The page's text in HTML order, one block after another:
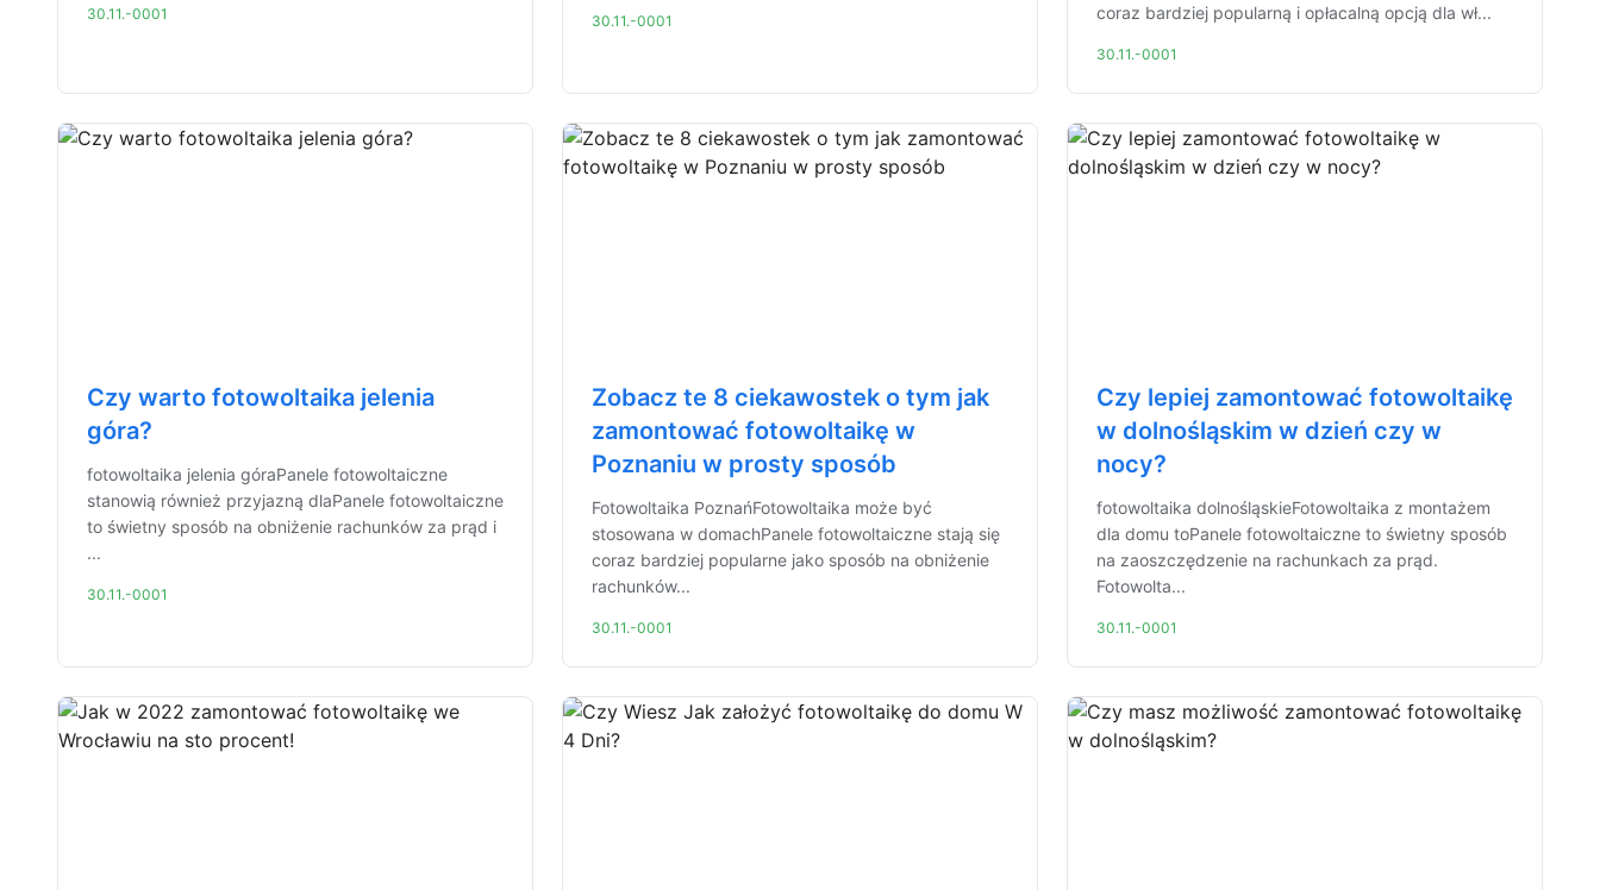
30.11.-0001 30.11.-0001
coraz bardziej popularną i opłacalną opcją dla wł...
30.11.-0001
Czy warto fotowoltaika jelenia
góra?
fotowoltaika jelenia góraPanele fotowoltaiczne
stanowią również przyjazną dlaPanele fotowoltaiczne
to świetny sposób na obniżenie rachunków za prąd i
...
30.11.-0001
Zobacz te 8 ciekawostek o tym jak
zamontować fotowoltaikę w
Poznaniu w prosty sposób
Fotowoltaika PoznańFotowoltaika może być
stosowana w domachPanele fotowoltaiczne stają się
coraz bardziej popularne jako sposób na obniżenie
rachunków...
30.11.-0001
Czy lepiej zamontować fotowoltaikę
w dolnośląskim w dzień czy w
nocy?
fotowoltaika dolnośląskieFotowoltaika z montażem
dla domu toPanele fotowoltaiczne to świetny sposób
na zaoszczędzenie na rachunkach za prąd.
Fotowolta...
30.11.-0001